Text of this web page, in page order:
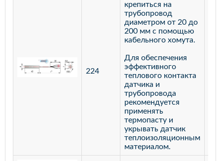
224
крепиться на
трубопровод
диаметром от 20 до
200 мм с помощью
кабельного хомута.
Для обеспечения
эффективного
теплового контакта
датчика и
трубопровода
рекомендуется
применять
термопасту и
укрывать датчик
теплоизоляционным
материалом.